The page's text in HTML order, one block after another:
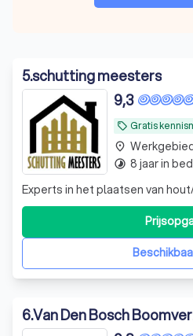
5.schutting meesters
local_offer Gratis
9,3
Experts in het plaatsen van
place
timelapse 8 jaar in
6.Van Den Bosch